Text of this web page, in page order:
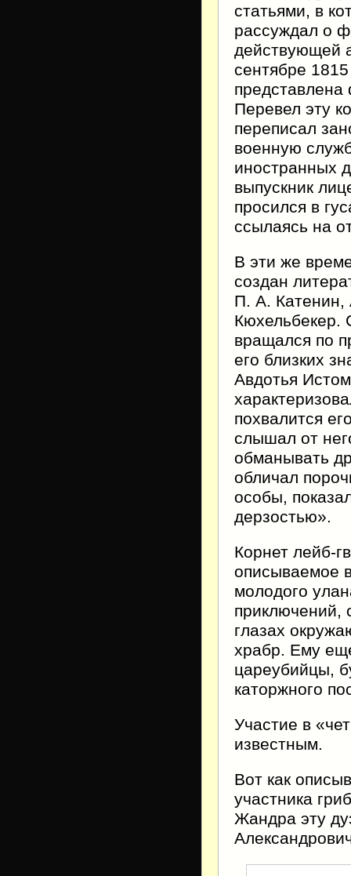
статьями, в
рассуждал о
действующей
сентябре
Перевел эту
переписал
военную
иностранных
выпускник
просился в
ссылаясь на
В эти же
создан
П. А. Катенин,
Кюхельбекер.
вращался по
его близких
Авдотья
похвалится
слышал от
обманывать
обличал
особы,
дерзостью».
Корнет лейб-
описываемое
молодого
приключений,
глазах
храбр. Ему
цареубийцы,
каторжного
Участие в
известным.
Вот как
участника
Жандра эту